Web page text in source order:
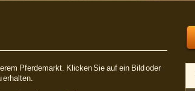
Pferdemarkt. Klicken Sie auf ein Bild oder
erhalten.